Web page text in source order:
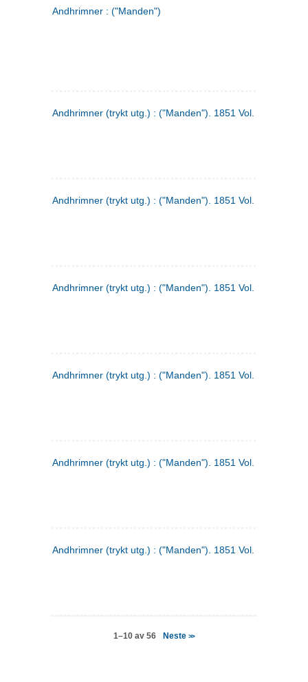
Andhrimner : ("Manden")
Andhrimner (trykt utg.) : ("Manden"). 1851 Vol. 2 Nr. 1
Andhrimner (trykt utg.) : ("Manden"). 1851 Vol. 1 Nr. 10
Andhrimner (trykt utg.) : ("Manden"). 1851 Vol. 1 Nr. 3
Andhrimner (trykt utg.) : ("Manden"). 1851 Vol. 2 Nr. 4
Andhrimner (trykt utg.) : ("Manden"). 1851 Vol. 2 Nr. 6
Andhrimner (trykt utg.) : ("Manden"). 1851 Vol. 1 Nr. 6
1–10 av 56 Neste>>